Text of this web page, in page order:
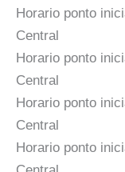
Horario ponto
Central
Horario ponto
Central
Horario ponto
Central
Horario ponto